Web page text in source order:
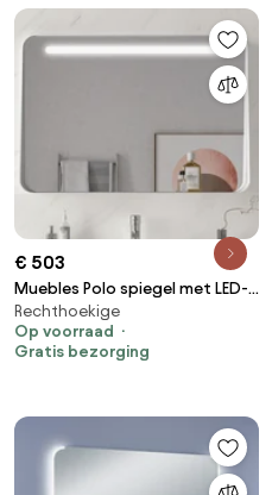
€ 503
Muebles Polo spiegel met LED-
verlichting 100x70cm wit
Rechthoekige
Op voorraad
Gratis bezorging